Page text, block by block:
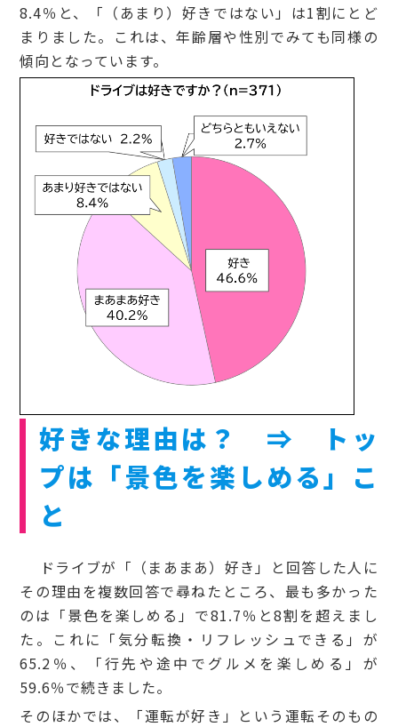
8.4％と、「（あまり）好きではない」は1割にとど
まりました。これは、年齢層や性別でみても同様の
傾向となっています。
好きな理由は？ ⇒ トッ
プは「景色を楽しめる」こ
と
ドライブが「（まあまあ）好き」と回答した人に
その理由を複数回答で尋ねたところ、最も多かった
のは「景色を楽しめる」で81.7％と8割を超えまし
た。これに「気分転換・リフレッシュできる」が
65.2％、「行先や途中でグルメを楽しめる」が
59.6％で続きました。
そのほかでは、「運転が好き」という運転そのもの